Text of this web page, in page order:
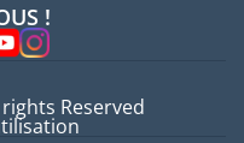
!
Reserved